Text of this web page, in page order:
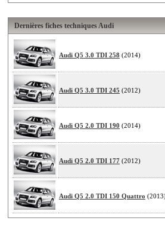
Dernières fiches techniques Audi
Audi Q5 3.0 TDI 258 (2014)
Audi Q5 3.0 TDI 245 (2012)
Audi Q5 2.0 TDI 190 (2014)
Audi Q5 2.0 TDI 177 (2012)
Audi Q5 2.0 TDI 150 Quattro